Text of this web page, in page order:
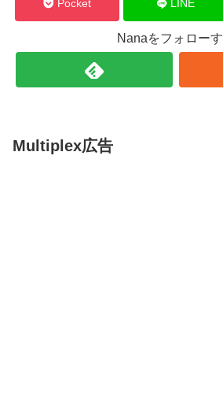
Pocket LINE
Nanaをフォロー
Multiplex広告